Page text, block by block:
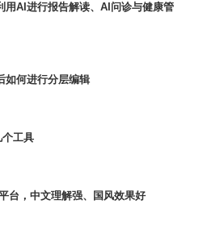
用AI进行报告解读、AI问诊与健康管
如何进行分层编辑
工具
台，中文理解强、国风效果好